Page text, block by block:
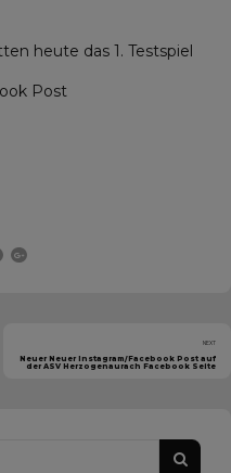
heute das 1. Testspiel
Post
NEXT
Neuer Neuer Instagram/Facebook Post auf
der ASV Herzogenaurach Facebook Seite